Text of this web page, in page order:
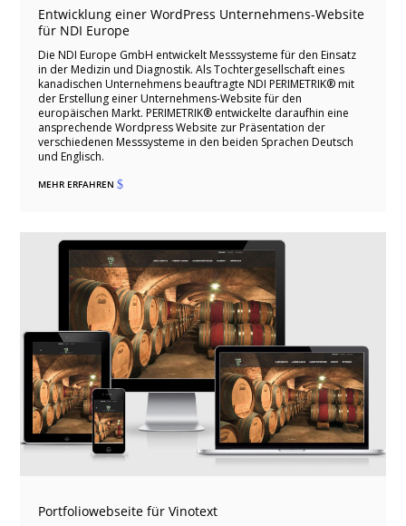
Entwicklung einer WordPress Unternehmens-Website
für NDI Europe
Die NDI Europe GmbH entwickelt Messsysteme für den Einsatz
in der Medizin und Diagnostik. Als Tochtergesellschaft eines
kanadischen Unternehmens beauftragte NDI PERIMETRIK® mit
der Erstellung einer Unternehmens-Website für den
europäischen Markt. PERIMETRIK® entwickelte daraufhin eine
ansprechende Wordpress Website zur Präsentation der
verschiedenen Messsysteme in den beiden Sprachen Deutsch
und Englisch.
MEHR ERFAHREN$
Portfoliowebseite für Vinotext